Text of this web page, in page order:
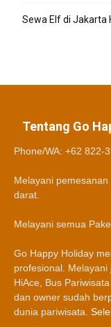
Sewa Elf di Jakarta
Tentang Go
Phone/WA: +62 822-
Melayani
darat.
Melayani semua
Go Happy Holiday
profesional.
HiAce, Bus
dan owner sudah
dunia pariwisata.